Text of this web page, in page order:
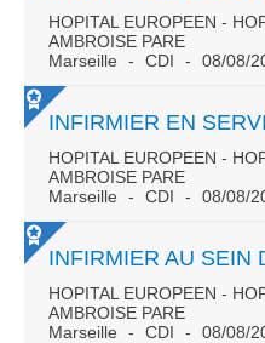
HOPITAL EUROPEEN -
AMBROISE PARE
Marseille
CDI 08/08/
HOPITAL EUROPEEN -
AMBROISE PARE
Marseille
CDI 08/08/
HOPITAL EUROPEEN -
AMBROISE PARE
Marseille
CDI 08/08/